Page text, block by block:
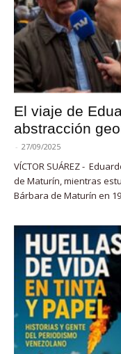
El viaje de
abstracción
- 27/09/2025
VÍCTOR SUÁREZ -
de Maturín, mientras
Bárbara de Maturín en